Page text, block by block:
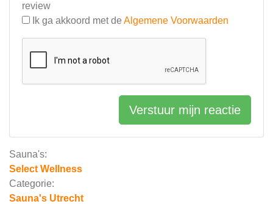
Sauna's:
Select Wellness
Categorie:
Sauna's Utrecht
review
Ik ga akkoord met de Algemene Voorwaarden
Verstuur mijn reactie